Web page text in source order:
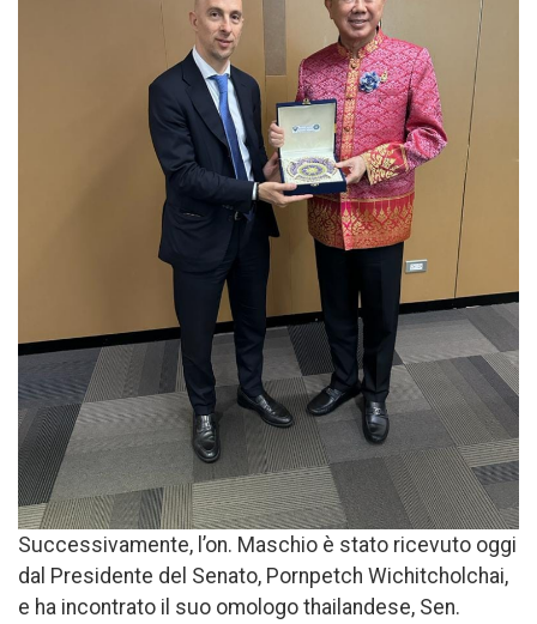
Successivamente, l’on. Maschio è stato ricevuto oggi
dal Presidente del Senato, Pornpetch Wichitcholchai,
e ha incontrato il suo omologo thailandese, Sen.